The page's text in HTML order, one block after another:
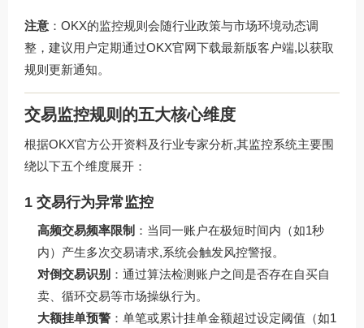
注意 ：OKX的监控规则会随行业政策与市场环境动态调
整，建议用户定期通过OKX官网下载最新版客户端,以获取
规则更新通知。
交易监控规则的五大核心维度
根据OKX官方公开资料及行业专家分析,其监控系统主要围
绕以下五个维度展开：
1 交易行为异常监控
高频交易频率限制 ：当同一账户在极短时间内（如1秒
内）产生多次交易请求,系统会触发风控警报。
对倒交易识别 ：通过算法检测账户之间是否存在自买自
卖、循环交易等市场操纵行为。
大额挂单预警 ：单笔或累计挂单金额超过设定阈值（如1